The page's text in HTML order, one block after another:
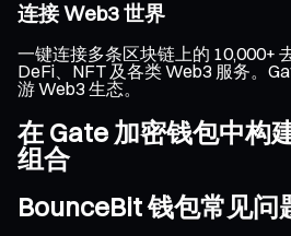
连接 Web3 世界
一键连接多条区块链上的 10,000+
DeFi、NFT 及各类 Web3 服务。
游 Web3 生态。
在 Gate 加密钱包中构
组合
BounceBit 钱包常见问